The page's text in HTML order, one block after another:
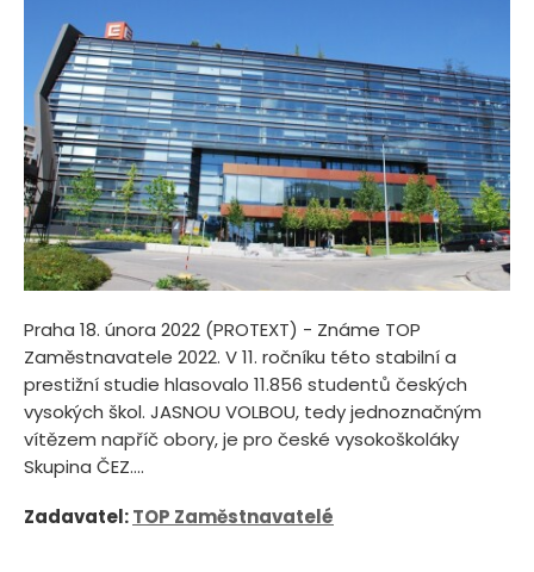
Praha 18. února 2022 (PROTEXT) - Známe TOP
Zaměstnavatele 2022. V 11. ročníku této stabilní a
prestižní studie hlasovalo 11.856 studentů českých
vysokých škol. JASNOU VOLBOU, tedy jednoznačným
vítězem napříč obory, je pro české vysokoškoláky
Skupina ČEZ....
Zadavatel:TOP Zaměstnavatelé